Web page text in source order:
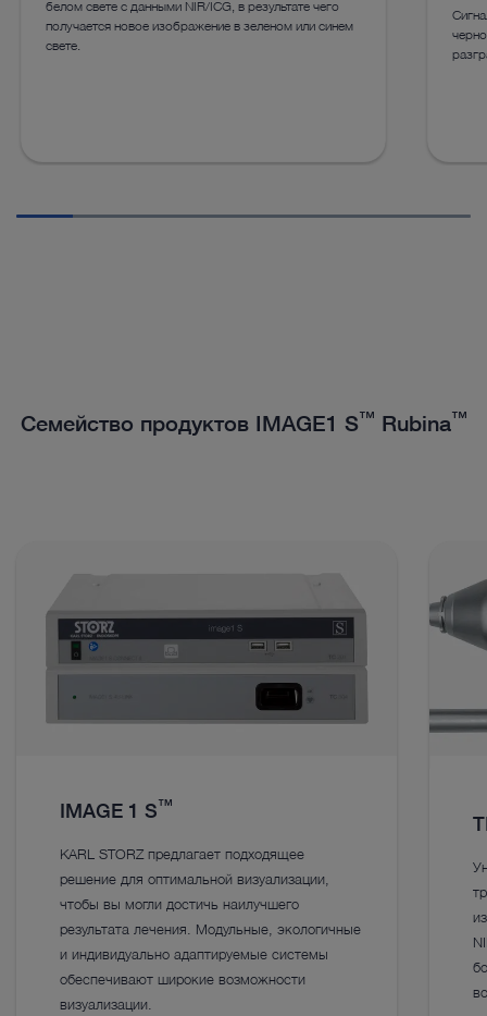
белом свете с данными NIR/ICG, в результате чего
получается новое изображение в зеленом или синем
свете.
Семейство продуктов IMAGE1 S™ Rubina™
IMAGE 1 S ™
KARL STORZ предлагает подходящее
решение для оптимальной визуализации,
чтобы вы могли достичь наилучшего
результата лечения. Модульные, экологичные
и индивидуально адаптируемые системы
обеспечивают широкие возможности
визуализации.